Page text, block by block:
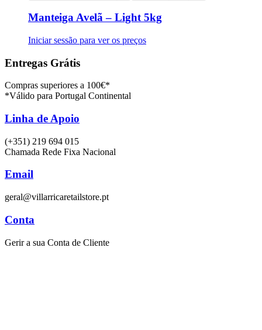
Manteiga Avelã – Light 5kg
Iniciar sessão para ver os preços
Entregas Grátis
Compras superiores a 100€*
*Válido para Portugal Continental
Linha de Apoio
(+351) 219 694 015
Chamada Rede Fixa Nacional
Email
geral@villarricaretailstore.pt
Conta
Gerir a sua Conta de Cliente